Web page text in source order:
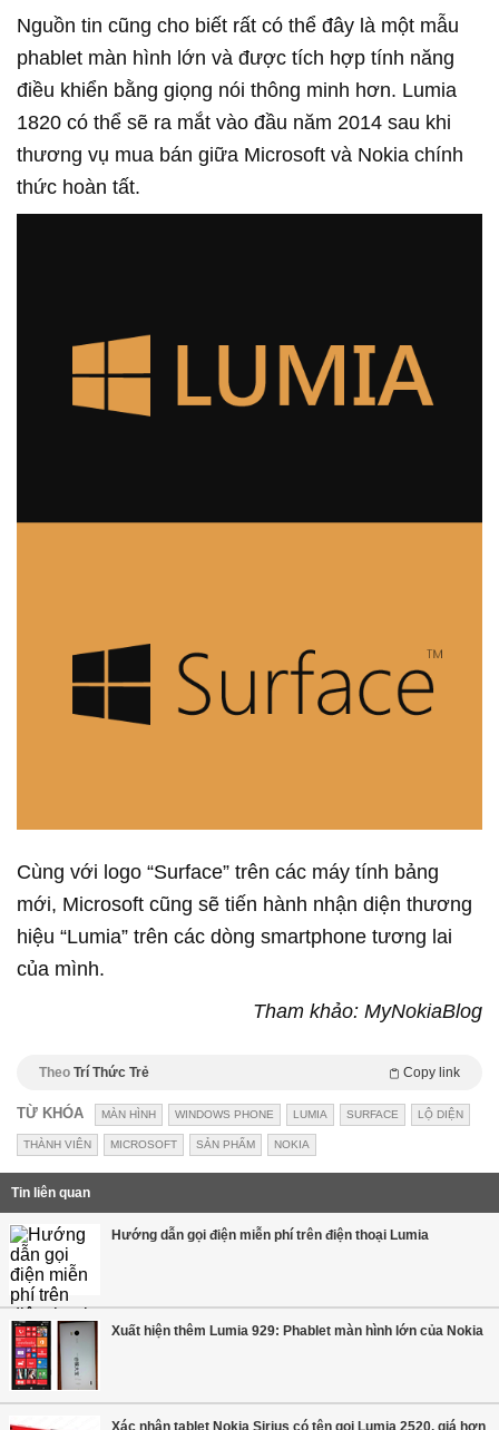
Nguồn tin cũng cho biết rất có thể đây là một mẫu
phablet màn hình lớn và được tích hợp tính năng
điều khiển bằng giọng nói thông minh hơn. Lumia
1820 có thể sẽ ra mắt vào đầu năm 2014 sau khi
thương vụ mua bán giữa Microsoft và Nokia chính
thức hoàn tất.
Cùng với logo “Surface” trên các máy tính bảng
mới, Microsoft cũng sẽ tiến hành nhận diện thương
hiệu “Lumia” trên các dòng smartphone tương lai
của mình.
Tham khảo: MyNokiaBlog
Theo Trí Thức Trẻ Copy link
TỪ KHÓA MÀN HÌNH WINDOWS PHONE LUMIA SURFACE LỘ DIỆN
THÀNH VIÊN MICROSOFT SẢN PHẨM NOKIA
Tin liên quan
Hướng dẫn gọi điện miễn phí trên điện thoại Lumia
Xuất hiện thêm Lumia 929: Phablet màn hình lớn của Nokia
Xác nhận tablet Nokia Sirius có tên gọi Lumia 2520, giá hơn